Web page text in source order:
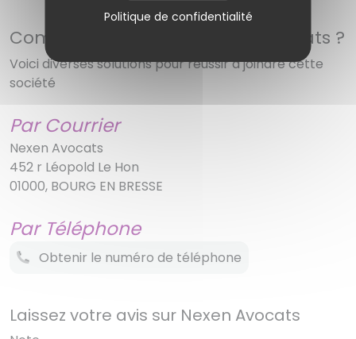
Politique de confidentialité
Comment contacter Nexen Avocats ?
Voici diverses solutions pour réussir à joindre cette
société
Par Courrier
Nexen Avocats
452 r Léopold Le Hon
01000, BOURG EN BRESSE
Par Téléphone
Obtenir le numéro de téléphone
Laissez votre avis sur Nexen Avocats